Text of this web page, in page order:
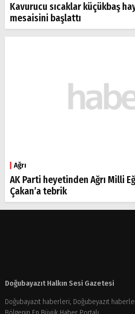
Kavurucu sıcaklar küçükbaş
mesaisini başlattı
Ağrı
AK Parti heyetinden Ağrı Milli
Çakan’a tebrik
Doğubayazıt Halkın Sesi Gazetesi
Doğubayazıt haberleri, Doğubeyazıt